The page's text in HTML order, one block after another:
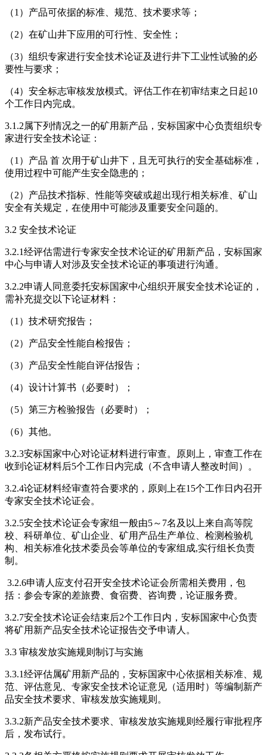
（1）产品可依据的标准、规范、技术要求等；
（2）在矿山井下应用的可行性、安全性；
（3）组织专家进行安全技术论证及进行井下工业性试验的必
要性与要求；
（4）安全标志审核发放模式。评估工作在初审结束之日起10
个工作日内完成。
3.1.2属下列情况之一的矿用新产品，安标国家中心负责组织专
家进行安全技术论证：
（1）产品 首 次用于矿山井下，且无可执行的安全基础标准，
使用过程中可能产生安全隐患的；
（2）产品技术指标、性能等突破或超出现行相关标准、矿山
安全有关规定，在使用中可能涉及重要安全问题的。
3.2 安全技术论证
3.2.1经评估需进行专家安全技术论证的矿用新产品，安标国家
中心与申请人对涉及安全技术论证的事项进行沟通。
3.2.2申请人同意委托安标国家中心组织开展安全技术论证的，
需补充提交以下论证材料：
（1）技术研究报告；
（2）产品安全性能自检报告；
（3）产品安全性能自评估报告；
（4）设计计算书（必要时）；
（5）第三方检验报告（必要时）；
（6）其他。
3.2.3安标国家中心对论证材料进行审查。原则上，审查工作在
收到论证材料后5个工作日内完成（不含申请人整改时间）。
3.2.4论证材料经审查符合要求的，原则上在15个工作日内召开
专家安全技术论证会。
3.2.5安全技术论证会专家组一般由5～7名及以上来自高等院
校、科研单位、矿山企业、矿用产品生产单位、检测检验机
构、相关标准化技术委员会等单位的专家组成,实行组长负责
制。
3.2.6申请人应支付召开安全技术论证会所需相关费用，包
括：参会专家的差旅费、食宿费、咨询费，论证服务费。
3.2.7安全技术论证会结束后2个工作日内，安标国家中心负责
将矿用新产品安全技术论证报告交予申请人。
3.3 审核发放实施规则制订与实施
3.3.1经评估属矿用新产品的，安标国家中心依据相关标准、规
范、评估意见、专家安全技术论证意见（适用时）等编制新产
品安全技术要求、审核发放实施规则。
3.3.2新产品安全技术要求、审核发放实施规则经履行审批程序
后，发布试行。